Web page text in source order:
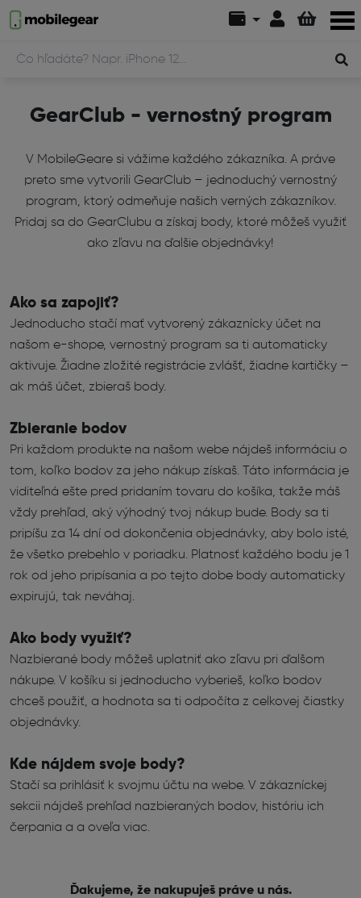
GearClub - vernostný program
V MobileGeare si vážime každého zákazníka. A práve
preto sme vytvorili GearClub – jednoduchý vernostný
program, ktorý odmeňuje našich verných zákazníkov.
Pridaj sa do GearClubu a získaj body, ktoré môžeš využiť
ako zľavu na ďalšie objednávky!
Ako sa zapojiť?
Jednoducho stačí mať vytvorený zákaznícky účet na
našom e-shope, vernostný program sa ti automaticky
aktivuje. Žiadne zložité registrácie zvlášť, žiadne kartičky –
ak máš účet, zbieraš body.
Zbieranie bodov
Pri každom produkte na našom webe nájdeš informáciu o
tom, koľko bodov za jeho nákup získaš. Táto informácia je
viditeľná ešte pred pridaním tovaru do košíka, takže máš
vždy prehľad, aký výhodný tvoj nákup bude. Body sa ti
pripíšu za 14 dní od dokončenia objednávky, aby bolo isté,
že všetko prebehlo v poriadku. Platnosť každého bodu je 1
rok od jeho pripísania a po tejto dobe body automaticky
expirujú, tak neváhaj.
Ako body využiť?
Nazbierané body môžeš uplatniť ako zľavu pri ďalšom
nákupe. V košíku si jednoducho vyberieš, koľko bodov
chceš použiť, a hodnota sa ti odpočíta z celkovej čiastky
objednávky.
Kde nájdem svoje body?
Stačí sa prihlásiť k svojmu účtu na webe. V zákazníckej
sekcii nájdeš prehľad nazbieraných bodov, históriu ich
čerpania a a oveľa viac.
Ďakujeme, že nakupuješ práve u nás.